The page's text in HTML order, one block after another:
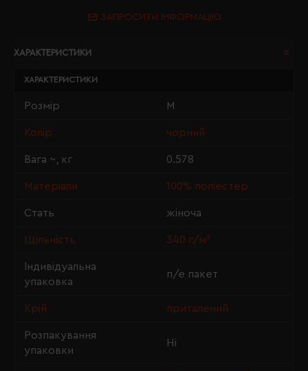
ЗАПРОСИТИ ІНФОРМАЦІЮ
ХАРАКТЕРИСТИКИ
ХАРАКТЕРИСТИКИ
Розмір M
Колір чорний
Вага ~, кг 0.578
Матеріали 100% поліестер
Стать жіноча
Щільність 340 г/м²
Індивідуальна
упаковка
п/е пакет
Крій приталений
Розпакування
упаковки
Ні